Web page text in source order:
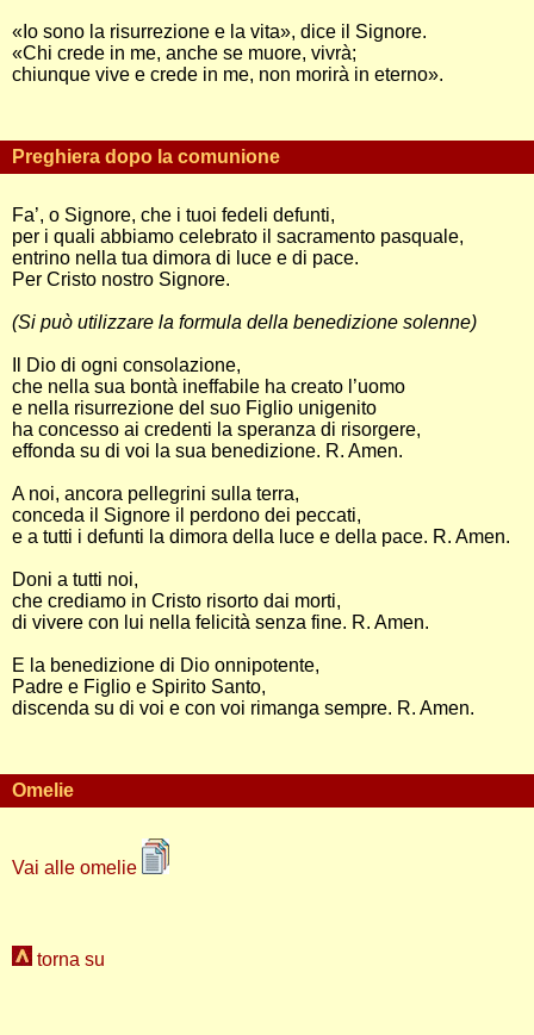
«Io sono la risurrezione e la vita», dice il Signore.
«Chi crede in me, anche se muore, vivrà;
chiunque vive e crede in me, non morirà in eterno».
Preghiera dopo la comunione
Fa’, o Signore, che i tuoi fedeli defunti,
per i quali abbiamo celebrato il sacramento pasquale,
entrino nella tua dimora di luce e di pace.
Per Cristo nostro Signore.
(Si può utilizzare la formula della benedizione solenne)
Il Dio di ogni consolazione,
che nella sua bontà ineffabile ha creato l’uomo
e nella risurrezione del suo Figlio unigenito
ha concesso ai credenti la speranza di risorgere,
effonda su di voi la sua benedizione. R. Amen.
A noi, ancora pellegrini sulla terra,
conceda il Signore il perdono dei peccati,
e a tutti i defunti la dimora della luce e della pace. R. Amen.
Doni a tutti noi,
che crediamo in Cristo risorto dai morti,
di vivere con lui nella felicità senza fine. R. Amen.
E la benedizione di Dio onnipotente,
Padre e Figlio e Spirito Santo,
discenda su di voi e con voi rimanga sempre. R. Amen.
Omelie
Vai alle omelie
torna su